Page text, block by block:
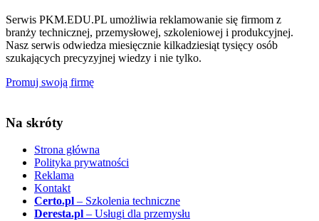
Serwis PKM.EDU.PL umożliwia reklamowanie się firmom z
branży technicznej, przemysłowej, szkoleniowej i produkcyjnej.
Nasz serwis odwiedza miesięcznie kilkadziesiąt tysięcy osób
szukających precyzyjnej wiedzy i nie tylko.
Promuj swoją firmę
Na skróty
Strona główna
Polityka prywatności
Reklama
Kontakt
Certo.pl – Szkolenia techniczne
Deresta.pl – Usługi dla przemysłu